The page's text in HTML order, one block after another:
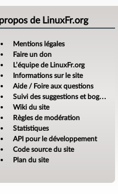
de LinuxFr.org
Mentions légales
Faire un don
L’équipe de LinuxFr.org
Informations sur le site
Aide / Foire aux questions
Suivi des suggestions et bogues
Wiki du site
Règles de modération
Statistiques
API pour le développement
Code source du site
Plan du site